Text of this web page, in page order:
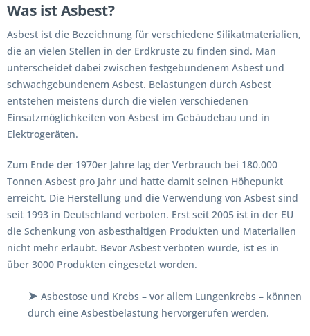
Was ist Asbest?
Asbest ist die Bezeichnung für verschiedene Silikatmaterialien,
die an vielen Stellen in der Erdkruste zu finden sind. Man
unterscheidet dabei zwischen festgebundenem Asbest und
schwachgebundenem Asbest. Belastungen durch Asbest
entstehen meistens durch die vielen verschiedenen
Einsatzmöglichkeiten von Asbest im Gebäudebau und in
Elektrogeräten.
Zum Ende der 1970er Jahre lag der Verbrauch bei 180.000
Tonnen Asbest pro Jahr und hatte damit seinen Höhepunkt
erreicht. Die Herstellung und die Verwendung von Asbest sind
seit 1993 in Deutschland verboten. Erst seit 2005 ist in der EU
die Schenkung von asbesthaltigen Produkten und Materialien
nicht mehr erlaubt. Bevor Asbest verboten wurde, ist es in
über 3000 Produkten eingesetzt worden.
➤ Asbestose und Krebs – vor allem Lungenkrebs – können
durch eine Asbestbelastung hervorgerufen werden.